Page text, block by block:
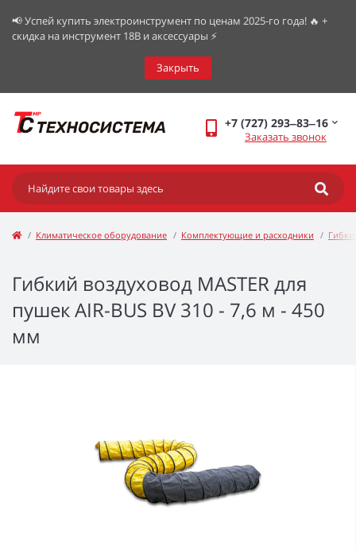
📢 Успей купить электроинструмент по ценам 2025-го года! 🔥 +
скидка на инструмент 18В и аксессуары ⚡️
Закрыть
+7 (727) 293‒83‒16
Заказать звонок
Климатическое оборудование Комплектующие и расходники
Гибкий воздуховод MASTER для
пушек AIR-BUS BV 310 - 7,6 м - 450
мм